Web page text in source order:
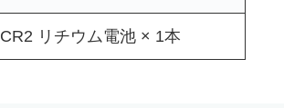
CR2 リチウム電池 × 1本